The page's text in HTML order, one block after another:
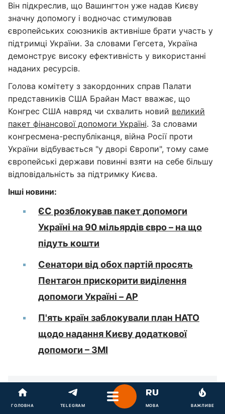
Він підкреслив, що Вашингтон уже надав Києву
значну допомогу і водночас стимулював
європейських союзників активніше брати участь у
підтримці України. За словами Гегсета, Україна
демонструє високу ефективність у використанні
наданих ресурсів.
Голова комітету з закордонних справ Палати
представників США Брайан Маст вважає, що
Конгрес США навряд чи схвалить новий великий
пакет фінансової допомоги Україні. За словами
конгресмена-республіканця, війна Росії проти
України відбувається "у дворі Європи", тому саме
європейські держави повинні взяти на себе більшу
відповідальність за підтримку Києва.
Інші новини:
ЄС розблокував пакет допомоги
Україні на 90 мільярдів євро – на що
підуть кошти
Сенатори від обох партій просять
Пентагон прискорити виділення
допомоги Україні – AP
П'ять країн заблокували план НАТО
щодо надання Києву додаткової
допомоги – ЗМІ
ДОВІДКА
ГОЛОВНА TELEGRAM МОВА ВАЖЛИВЕ